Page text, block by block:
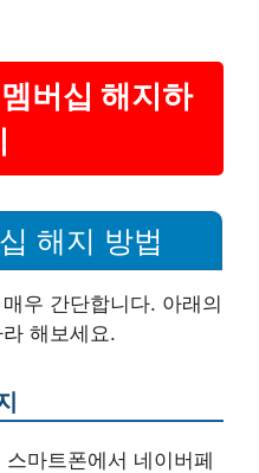
버십 해지하
해지 방법
우 간단합니다. 아래의
해보세요.
스마트폰에서 네이버페